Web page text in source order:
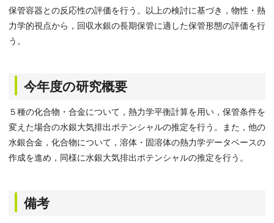
保管容器との反応性の評価を行う。以上の検討に基づき，物性・熱
力学的視点から，回収水銀の長期保管に適した保管形態の評価を行
う。
今年度の研究概要
５種の化合物・合金について，熱力学平衡計算を用い，保管条件を
変えた場合の水銀大気排出ポテンシャルの推定を行う。また，他の
水銀合金，化合物について，溶体・固溶体の熱力学データベースの
作成を進め，同様に水銀大気排出ポテンシャルの推定を行う。
備考